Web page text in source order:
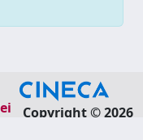
Copyright © 2026